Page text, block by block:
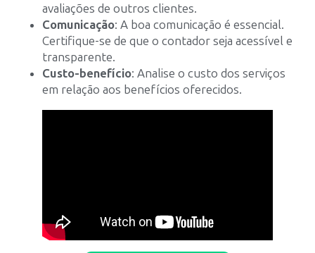
avaliações de outros clientes.
Comunicação: A boa comunicação é essencial.
Certifique-se de que o contador seja acessível e
transparente.
Custo-benefício: Analise o custo dos serviços
em relação aos benefícios oferecidos.